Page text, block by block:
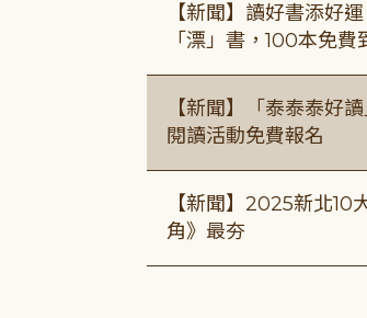
【新聞】讀好書添好
「漂」書，100本免費
【新聞】「泰泰泰好
閱讀活動免費報名
【新聞】2025新北
角》最夯